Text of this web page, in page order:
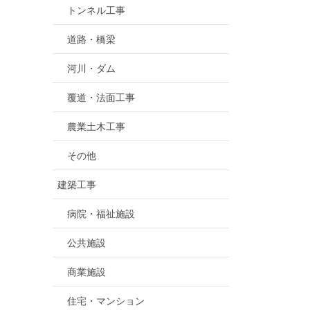
トンネル工事
道路・橋梁
河川・ダム
覆道・法面工事
農業土木工事
その他
建築工事
病院・福祉施設
公共施設
商業施設
住宅・マンション